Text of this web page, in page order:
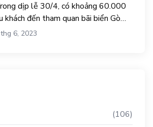
dịp lễ 30/4, có khoảng 60.000
khách đến tham quan bãi biển Gò
6, 2023
(106)